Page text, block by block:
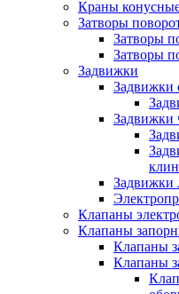
Краны
Затворы
Затворы
Затворы
Задвижки
Задвижки
Задвижки
Задвижки
Клапаны
Клапаны
Клапаны
Клапаны